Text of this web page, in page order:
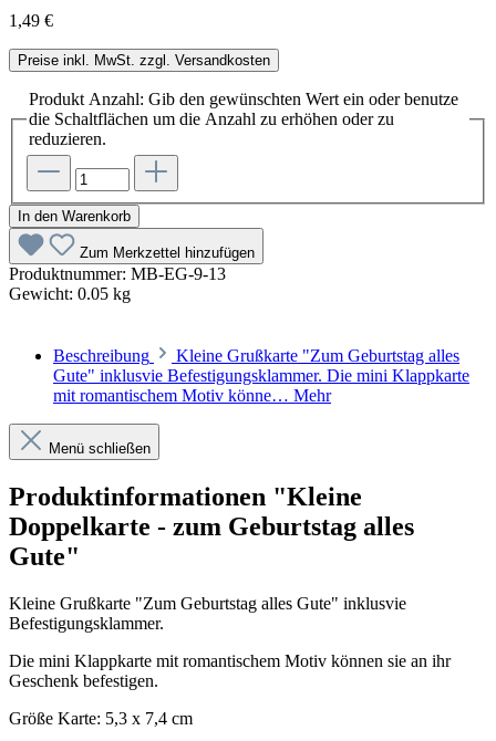
1,49 €
Preise inkl. MwSt. zzgl. Versandkosten
Produkt Anzahl: Gib den gewünschten Wert ein oder benutze
die Schaltflächen um die Anzahl zu erhöhen oder zu
reduzieren.
In den Warenkorb
Zum Merkzettel hinzufügen
Produktnummer: MB-EG-9-13
Gewicht: 0.05 kg
Beschreibung
Kleine Grußkarte "Zum Geburtstag alles
Gute" inklusvie Befestigungsklammer. Die mini Klappkarte
mit romantischem Motiv könne… Mehr
Menü schließen
Produktinformationen "Kleine
Doppelkarte - zum Geburtstag alles
Gute"
Kleine Grußkarte "Zum Geburtstag alles Gute" inklusvie
Befestigungsklammer.
Die mini Klappkarte mit romantischem Motiv können sie an ihr
Geschenk befestigen.
Größe Karte: 5,3 x 7,4 cm